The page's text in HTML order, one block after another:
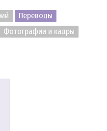
Переводы
Фотографии и кадры